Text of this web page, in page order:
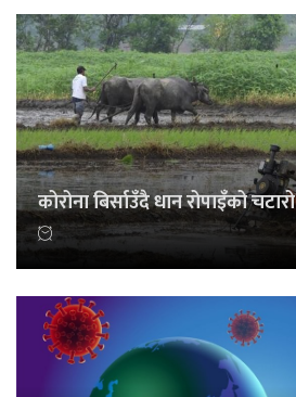
कोरोना बिर्साउँदै धान रोपाइँको चटारो